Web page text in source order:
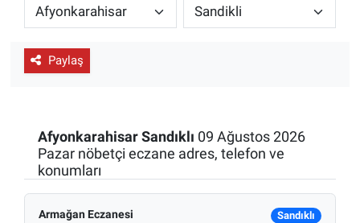
Paylaş
Afyonkarahisar Sandıklı 09 Ağustos 2026
Pazar nöbetçi eczane adres, telefon ve
konumları
Armağan Eczanesi Sandıklı
ESKİŞEHİR NÖBETÇİ ECZANELER
Eskişehir Haber İçerikleri
Eskişehir Tramvay Saatleri
Eskişehir Otobüs Saatleri